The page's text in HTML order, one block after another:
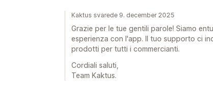
Kaktus svarede 9. december 2025
Grazie per le tue gentili parole! Siamo
esperienza con l'app. Il tuo supporto ci
prodotti per tutti i commercianti.
Cordiali saluti,
Team Kaktus.